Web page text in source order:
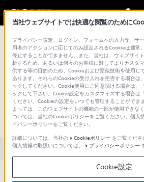
総合サポート・お問い合わ
文書番号 : 00269675 / 最終更新日 : 2026/01/
[ ジンバル ] ジンバルが
い
対象
送信機と機体のリンクが完了してない
当社ウェブサイトでは快適な閲覧のために
プライバシー設定、ログイン、フォームへの入力等、サ
用者のアクションに応じてのみ設定されるCookieは通常
停止することができません。また、当社は、ウェブサイ
析するため、あるいは個々のお客様に対してよりカスタ
供する等の目的のため、Cookieおよび類似技術を使用し
あります。それらのCookieの受け入れを拒否する場合は
ックしてください。Cookie使用にご同意頂ける場合は、
ックして下さい。Cookie設定をカスタマイズする場合は
ください。Cookieの設定をいつでも管理することができ
よっては、このウェブサイトの機能の一部が使用できな
ついては、当社のCookieポリシーをご覧ください。個人
イバシーポリシーをご覧ください。
詳細については、当社の
Cookieポリシー をご覧くださ
個人情報の取扱いについては、
プライバシーポリシー
Cookie設定